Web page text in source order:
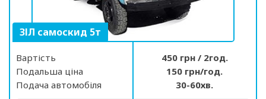
ЗІЛ самоскид 5т
Вартість
450 грн / 2год.
Подальша ціна
150 грн/год.
Подача автомобіля
30-60хв.